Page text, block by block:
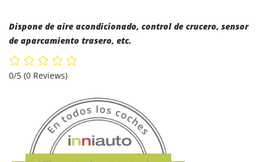
Dispone de aire acondicionado, control de crucero, sensor
de aparcamiento trasero, etc.
0/5 (0 Reviews)